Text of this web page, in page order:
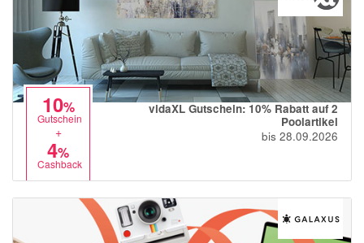
10%
Gutschein
+
4%
Cashback
vidaXL Gutschein: 10% Rabatt auf 2
Poolartikel
bis 28.09.2026